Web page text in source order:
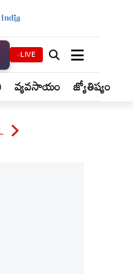
LIVE
వ్యవసాయం జ్యోతిష్యం